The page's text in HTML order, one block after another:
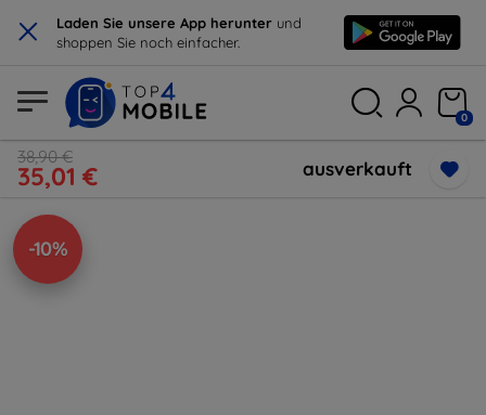
× Laden Sie unsere App herunter und
shoppen Sie noch einfacher.
0
38,90 €
35,01 € ausverkauft
-10%